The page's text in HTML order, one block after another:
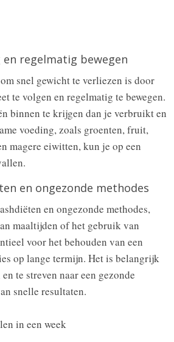
en regelmatig bewegen
snel gewicht te verliezen is door
te volgen en regelmatig te bewegen.
binnen te krijgen dan je verbruikt en
voeding, zoals groenten, fruit,
magere eiwitten, kun je op een
en ongezonde methodes
en ongezonde methodes,
maaltijden of het gebruik van
voor het behouden van een
op lange termijn. Het is belangrijk
te streven naar een gezonde
snelle resultaten.